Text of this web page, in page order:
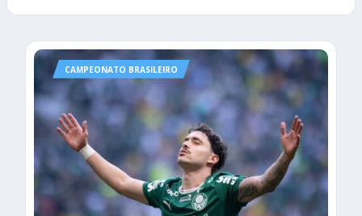
CAMPEONATO BRASILEIRO